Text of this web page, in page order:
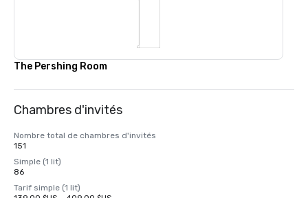
The Pershing Room
Chambres d'invités
Nombre total de chambres d'invités
151
Simple (1 lit)
86
Tarif simple (1 lit)